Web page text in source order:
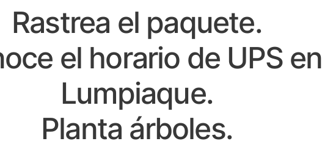
Rastrea el paquete.
el horario de UPS en
Lumpiaque.
Planta árboles.